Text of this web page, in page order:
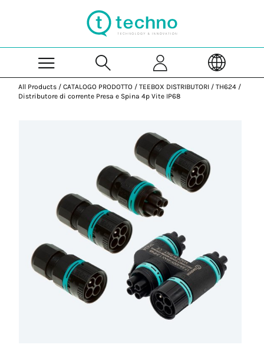
All Products / CATALOGO PRODOTTO / TEEBOX DISTRIBUTORI / TH624 /
Distributore di corrente Presa e Spina 4p Vite IP68